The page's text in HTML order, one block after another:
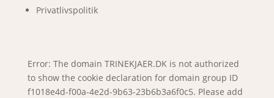
Privatlivspolitik
Error: The domain TRINEKJAER.DK is not authorized
to show the cookie declaration for domain group ID
f1018e4d-f00a-4e2d-9b63-23b6b3a6f0c5. Please add